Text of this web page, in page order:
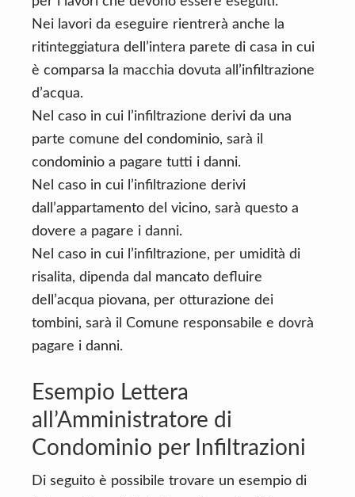
Nei lavori da eseguire rientrerà anche la
ritinteggiatura dell’intera parete di casa in cui
è comparsa la macchia dovuta all’infiltrazione
d’acqua.
Nel caso in cui l’infiltrazione derivi da una
parte comune del condominio, sarà il
condominio a pagare tutti i danni.
Nel caso in cui l’infiltrazione derivi
dall’appartamento del vicino, sarà questo a
dovere a pagare i danni.
Nel caso in cui l’infiltrazione, per umidità di
risalita, dipenda dal mancato defluire
dell’acqua piovana, per otturazione dei
tombini, sarà il Comune responsabile e dovrà
pagare i danni.
Esempio Lettera
all’Amministratore di
Condominio per Infiltrazioni
Di seguito è possibile trovare un esempio di